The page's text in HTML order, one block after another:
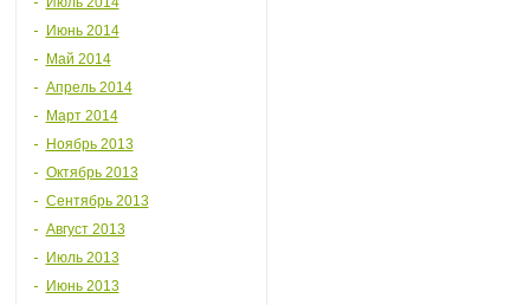
Июнь 2014
Май 2014
Апрель 2014
Март 2014
Ноябрь 2013
Октябрь 2013
Сентябрь 2013
Август 2013
Июль 2013
Июнь 2013